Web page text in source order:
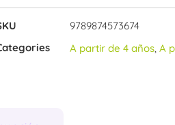
9789874573674
A partir de 4 años, A